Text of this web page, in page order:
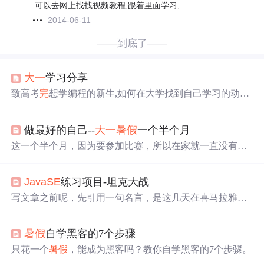
可以去网上找找视频教程,跟着里面学习,
2014-06-11
——到底了——
大一学习分享
致高考完想学编程的新生,如何在大学找到自己学习的动力
做最好的自己--大一暑假一个半个月
这一个半个月，因为要参加比赛，所以在家就一直没有出
了比赛，学完了Android，虽然是没有自己做一个小项目，
但是起码有了点基础。 就在几天前，我的老师，说要给
我确实求之不得。我喜欢这种编程的环境
JavaSE练习项目-坦克大战
写文章之前呢，先引用一句名言，是这几天在喜马拉雅听
没碰过Java，哦，其实现在还是寒假！请原谅我还是一如
暑假自学黑客的7个步骤
只花一个暑假 ，能成为黑客吗？教你自学黑客的7个步骤。